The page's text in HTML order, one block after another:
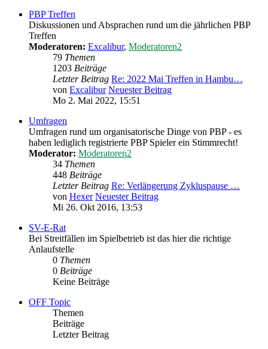
PBP Treffen
Diskussionen und Absprachen rund um die jährlichen PBP
Treffen
Moderatoren: Excalibur, Moderatoren2
79 Themen
1203 Beiträge
Letzter Beitrag Re: 2022 Mai Treffen in Hambu…
von Excalibur Neuester Beitrag
Mo 2. Mai 2022, 15:51
Umfragen
Umfragen rund um organisatorische Dinge von PBP - es
haben lediglich registrierte PBP Spieler ein Stimmrecht!
Moderator: Moderatoren2
34 Themen
448 Beiträge
Letzter Beitrag Re: Verlängerung Zykluspause …
von Hexer Neuester Beitrag
Mi 26. Okt 2016, 13:53
SV-E-Rat
Bei Streitfällen im Spielbetrieb ist das hier die richtige
Anlaufstelle
0 Themen
0 Beiträge
Keine Beiträge
OFF Topic
Themen
Beiträge
Letzter Beitrag